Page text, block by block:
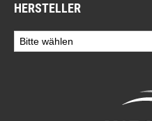
HERSTELLER